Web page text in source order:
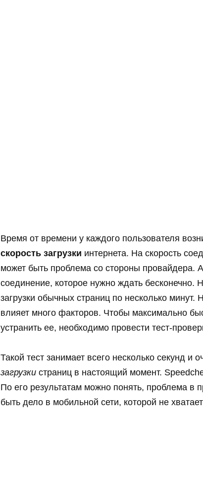
Время от времени у каждого пользователя
скорость загрузки интернета. На скорость
может быть проблема со стороны провайдера.
соединение, которое нужно ждать бесконечно.
загрузки обычных страниц по несколько минут.
влияет много факторов. Чтобы максимально
устранить ее, необходимо провести тест-
Такой тест занимает всего несколько секунд и
загрузки страниц в настоящий момент.
По его результатам можно понять, проблема в
быть дело в мобильной сети, которой не